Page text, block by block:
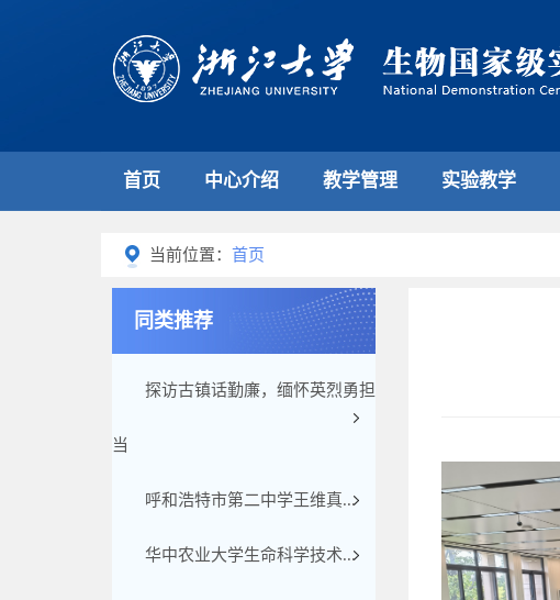
首页 中心介绍 教学管理 实验教学
当前位置： 首页
同类推荐
探访古镇话勤廉，缅怀英烈勇担
当
呼和浩特市第二中学王维真...
华中农业大学生命科学技术...